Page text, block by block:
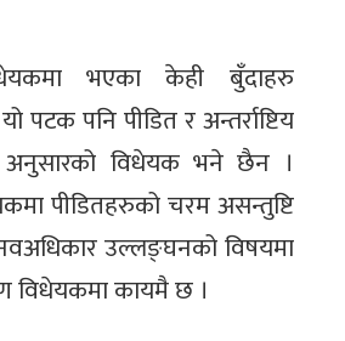
भएका केही बुँदाहरु
पटक पनि पीडित र अन्तर्राष्टिय
अनुसारको विधेयक भने छैन ।
पीडितहरुको चरम असन्तुष्टि
उल्लङ्घनको विषयमा
विधेयकमा कायमै छ ।